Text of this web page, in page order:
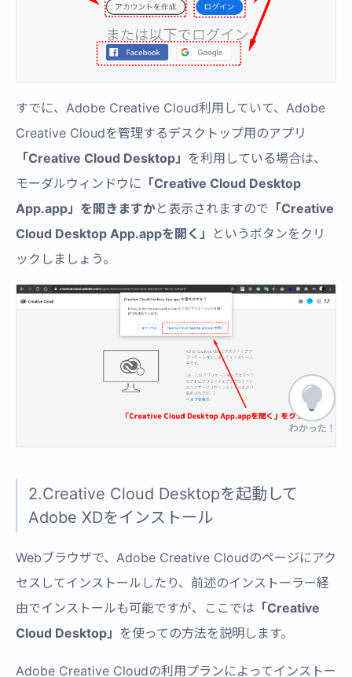
すでに、Adobe Creative Cloud利用していて、Adobe
Creative Cloudを管理するデスクトップ用のアプリ
「Creative Cloud Desktop」 を利用している場合は、
モーダルウィンドウに 「Creative Cloud Desktop
App.app」を開きますかと表示されますので 「Creative
Cloud Desktop App.appを開く」
というボタンをクリ
ックしましょう。
2.Creative Cloud Desktopを起動して
Adobe XDをインストール
Webブラウザで、Adobe Creative Cloudのページにアク
セスしてインストールしたり、前述のインストーラー経
由でインストールも可能ですが、ここでは 「Creative
Cloud Desktop」 を使っての方法を説明します。
Adobe Creative Cloudの利用プランによってインストー
わかった！
わかった！